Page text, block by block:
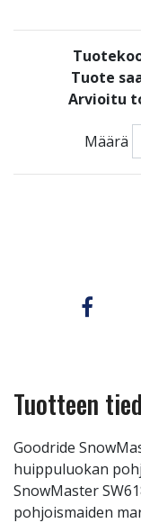
Tuote
Arvioitu
Määrä
Tuotteen
Goodride
huippuluokan
SnowMaster
pohjoismaiden